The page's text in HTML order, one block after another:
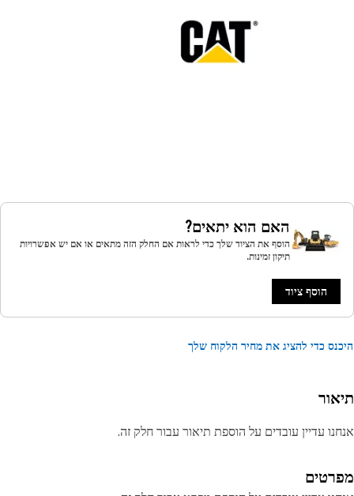
האם הוא יתאים?
הוסף את הציוד שלך כדי לראות אם החלק הזה מתאים או אם יש אפשרויות
תיקון זמינות.
הוסף ציוד
כדי להציג את מחיר הלקוח שלך
עדיין עובדים על הוספת תיאור עבור חלק זה.